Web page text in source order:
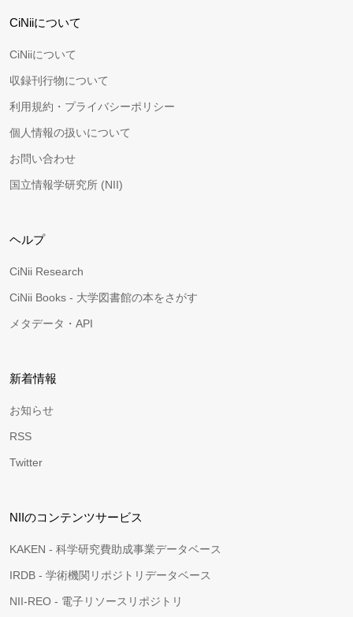
CiNiiについて
CiNiiについて
収録刊行物について
利用規約・プライバシーポリシー
個人情報の扱いについて
お問い合わせ
国立情報学研究所 (NII)
ヘルプ
CiNii Research
CiNii Books - 大学図書館の本をさがす
メタデータ・API
新着情報
お知らせ
RSS
Twitter
NIIのコンテンツサービス
KAKEN - 科学研究費助成事業データベース
IRDB - 学術機関リポジトリデータベース
NII-REO - 電子リソースリポジトリ